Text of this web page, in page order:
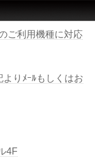
ご利用機種に対応
よりﾒｰﾙもしくはお
4F